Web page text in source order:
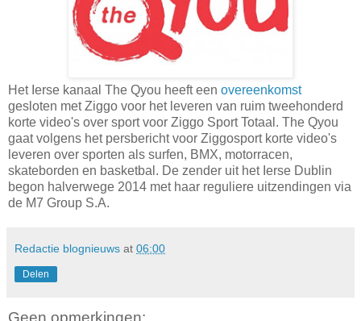
Het Ierse kanaal The Qyou heeft een overeenkomst
gesloten met Ziggo voor het leveren van ruim tweehonderd
korte video's over sport voor Ziggo Sport Totaal. The Qyou
gaat volgens het persbericht voor Ziggosport korte video's
leveren over sporten als surfen, BMX, motorracen,
skateborden en basketbal. De zender uit het Ierse Dublin
begon halverwege 2014 met haar reguliere uitzendingen via
de M7 Group S.A.
Redactie blognieuws at 06:00
Delen
Geen opmerkingen: